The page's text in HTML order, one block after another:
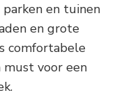
parken en tuinen
en grote
comfortabele
must voor een